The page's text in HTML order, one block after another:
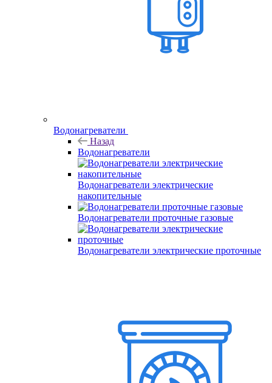
Водонагреватели
Назад
Водонагреватели
Водонагреватели электрические
накопительные
Водонагреватели проточные газовые
Водонагреватели электрические проточные